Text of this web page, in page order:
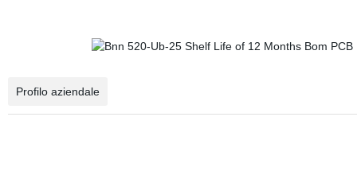
Profilo aziendale